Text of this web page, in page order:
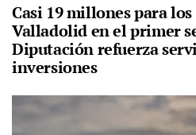
Casi 19 millones para
Valladolid en el primer
Diputación refuerza
inversiones